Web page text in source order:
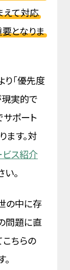
えて対応
となりま
「優先度
現実的で
ポート
す。対
ビス紹介
。
の中に存
問題に直
ちらの